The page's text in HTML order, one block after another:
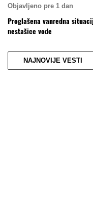
Objavljeno pre 1 dan
Proglašena vanredna
nestašice vode
NAJNOVIJE VESTI